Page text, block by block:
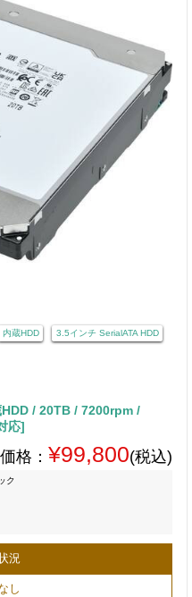
内蔵HDD 3.5インチ SerialATA HDD
/ 20TB / 7200rpm /
応]
格： ¥99,800(税込)
ク
況
し